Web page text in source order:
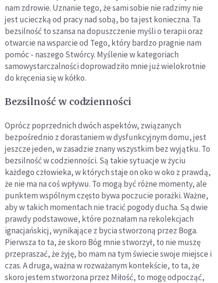
nam zdrowie. Uznanie tego, że sami sobie nie radzimy nie
jest ucieczką od pracy nad sobą, bo ta jest konieczna. Ta
bezsilność to szansa na dopuszczenie myśli o terapii oraz
otwarcie na wsparcie od Tego, który bardzo pragnie nam
pomóc - naszego Stwórcy. Myślenie w kategoriach
samowystarczalności doprowadziło mnie już wielokrotnie
do kręcenia się w kółko.
Bezsilność w codzienności
Oprócz poprzednich dwóch aspektów, związanych
bezpośrednio z dorastaniem w dysfunkcyjnym domu, jest
jeszcze jeden, w zasadzie znany wszystkim bez wyjątku. To
bezsilność w codzienności. Są takie sytuacje w życiu
każdego człowieka, w których staje on oko w oko z prawdą,
że nie ma na coś wpływu. To mogą być różne momenty, ale
punktem wspólnym często bywa poczucie porażki. Ważne,
aby w takich momentach nie tracić pogody ducha. Są dwie
prawdy podstawowe, które poznałam na rekolekcjach
ignacjańskicj, wynikające z bycia stworzoną przez Boga.
Pierwsza to ta, że skoro Bóg mnie stworzył, to nie muszę
przepraszać, że żyję, bo mam na tym świecie swoje miejsce i
czas. A druga, ważna w rozważanym kontekście, to ta, że
skoro jestem stworzona przez Miłość, to mogę odpocząć,